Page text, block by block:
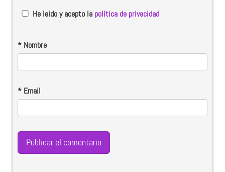
He leido y acepto la política de privacidad
* Nombre
* Email